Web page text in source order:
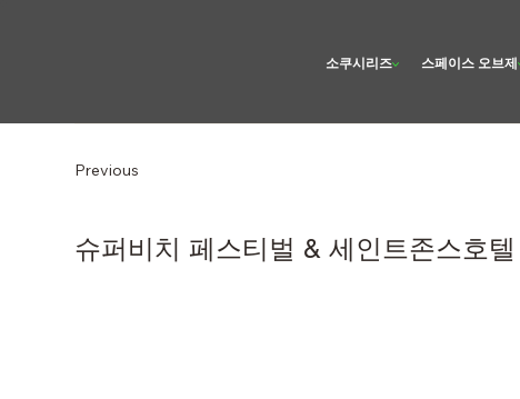
소쿠시리즈 스페이스 오브제
Previous
슈퍼비치 페스티벌 & 세인트존스호텔